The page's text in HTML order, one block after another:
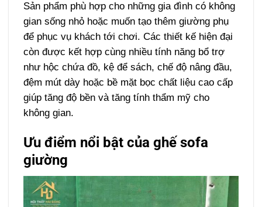
Sản phẩm phù hợp cho những gia đình có không
gian sống nhỏ hoặc muốn tạo thêm giường phụ
để phục vụ khách tới chơi. Các thiết kế hiện đại
còn được kết hợp cùng nhiều tính năng bổ trợ
như hộc chứa đồ, kệ để sách, chế độ nâng đầu,
đệm mút dày hoặc bề mặt bọc chất liệu cao cấp
giúp tăng độ bền và tăng tính thẩm mỹ cho
không gian.
Ưu điểm nổi bật của ghế sofa
giường